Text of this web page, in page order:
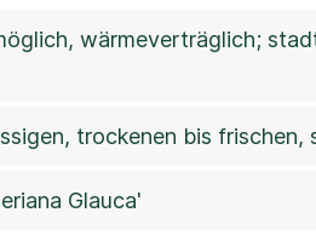
wärmeverträglich;
trockenen bis frischen,
Glauca'